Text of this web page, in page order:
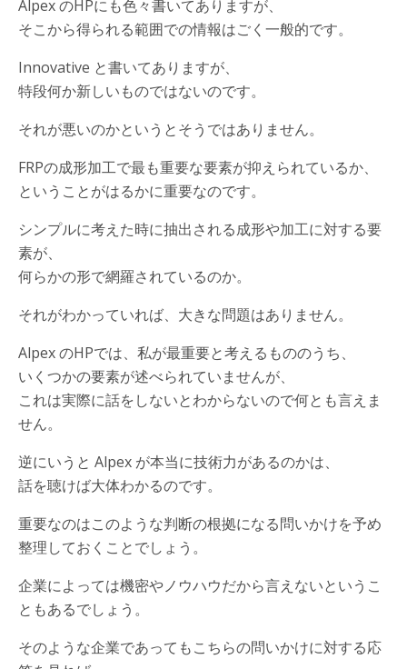
Alpex のHPにも色々書いてありますが、
そこから得られる範囲での情報はごく一般的です。
Innovative と書いてありますが、
特段何か新しいものではないのです。
それが悪いのかというとそうではありません。
FRPの成形加工で最も重要な要素が抑えられているか、
ということがはるかに重要なのです。
シンプルに考えた時に抽出される成形や加工に対する要
素が、
何らかの形で網羅されているのか。
それがわかっていれば、大きな問題はありません。
Alpex のHPでは、私が最重要と考えるもののうち、
いくつかの要素が述べられていませんが、
これは実際に話をしないとわからないので何とも言えま
せん。
逆にいうと Alpex が本当に技術力があるのかは、
話を聴けば大体わかるのです。
重要なのはこのような判断の根拠になる問いかけを予め
整理しておくことでしょう。
企業によっては機密やノウハウだから言えないというこ
ともあるでしょう。
そのような企業であってもこちらの問いかけに対する応